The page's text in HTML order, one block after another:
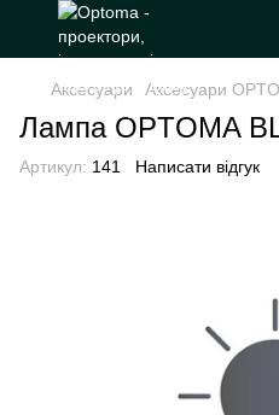
Аксесуари Аксесуари
Лампа OPTOMA
Артикул: 141 Написати відгук